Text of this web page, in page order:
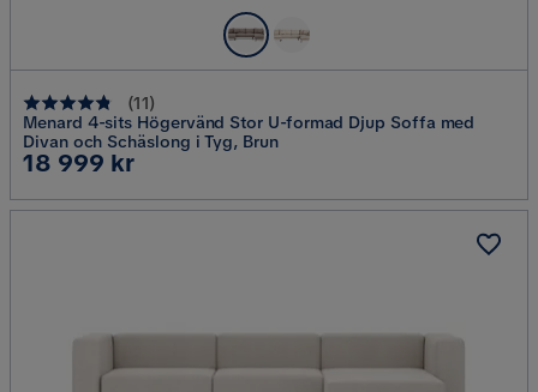
(11)
Menard 4-sits Högervänd Stor U-formad Djup Soffa med
Divan och Schäslong i Tyg, Brun
Pris
18 999 kr